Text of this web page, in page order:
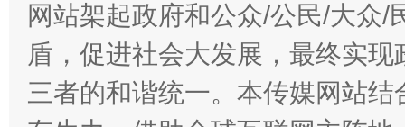
网站架起政府和公众/公民/大众
盾，促进社会大发展，最终实
三者的和谐统一。本传媒网站